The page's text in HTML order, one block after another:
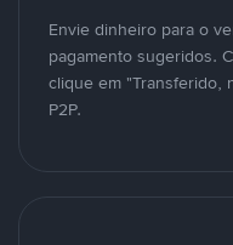
Envie dinheiro para o
pagamento sugeridos.
clique em "Transferido,
P2P.